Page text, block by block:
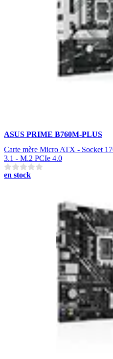
ASUS PRIME B760M-PLUS
Carte mère Micro ATX - Socket
3.1 - M.2 PCIe 4.0
en stock